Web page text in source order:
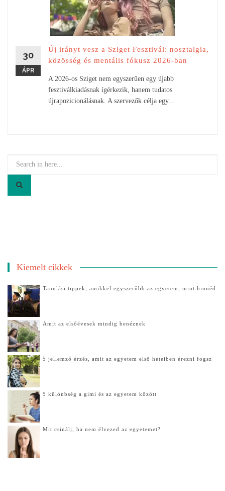
30
ÁPR
Új irányt vesz a Sziget Fesztivál: nosztalgia,
közösség és mentális fókusz 2026-ban
A 2026-os Sziget nem egyszerűen egy újabb
fesztiválkiadásnak ígérkezik, hanem tudatos
újrapozicionálásnak. A szervezők célja egy...
Kiemelt cikkek
Tanulási tippek, amikkel egyszerűbb az egyetem, mint hinnéd
Amit az elsőévesek mindig benéznek
5 jellemző érzés, amit az egyetem első heteiben érezni fogsz
5 különbség a gimi és az egyetem között
Mit csinálj, ha nem élvezed az egyetemet?